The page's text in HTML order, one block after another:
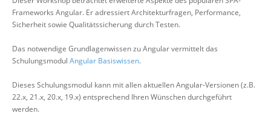
Frameworks Angular. Er adressiert Architekturfragen, Performance,
Sicherheit sowie Qualitätssicherung durch Testen.
Das notwendige Grundlagenwissen zu Angular vermittelt das
Schulungsmodul Angular Basiswissen.
Dieses Schulungsmodul kann mit allen aktuellen Angular-Versionen (z.B.
22.x, 21.x, 20.x, 19.x) entsprechend Ihren Wünschen durchgeführt
werden.